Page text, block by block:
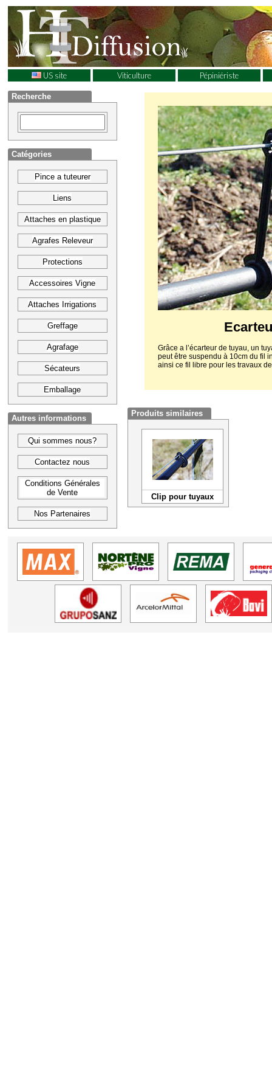
US site Viticulture Pépiniériste
Recherche
Catégories
Pince a tuteurer
Liens
Attaches en plastique
Agrafes Releveur
Protections
Accessoires Vigne
Attaches Irrigations
Greffage
Agrafage
Sécateurs
Emballage
Autres informations
Qui sommes nous?
Contactez nous
Conditions Générales
de Vente
Nos Partenaires
Grâce a l’écarteur de tuyau, un
peut être suspendu à 10cm du fil
ainsi ce fil libre pour les travaux
Produits similaires
Clip pour tuyaux